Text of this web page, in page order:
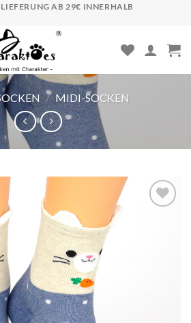
AB 29€ INNERHALB
/ MIDI-SOCKEN